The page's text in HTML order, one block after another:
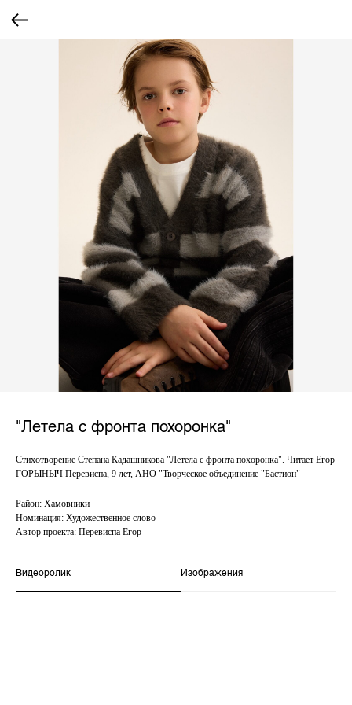
"Летела с фронта похоронка"
Стихотворение Степана Кадашникова "Летела с фронта похоронка". Читает Егор
ГОРЫНЫЧ Перевиспа, 9 лет, АНО "Творческое объединение "Бастион"
Район: Хамовники
Номинация: Художественное слово
Автор проекта: Перевиспа Егор
Видеоролик Изображения